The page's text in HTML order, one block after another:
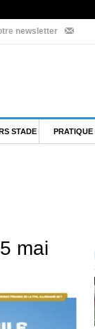
newsletter
STADE PRATIQUE
mai